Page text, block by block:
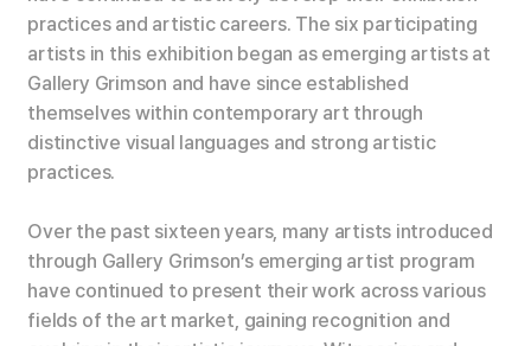
practices and artistic careers. The six participating
artists in this exhibition began as emerging artists at
Gallery Grimson and have since established
themselves within contemporary art through
distinctive visual languages and strong artistic
practices.
Over the past sixteen years, many artists introduced
through Gallery Grimson’s emerging artist program
have continued to present their work across various
fields of the art market, gaining recognition and